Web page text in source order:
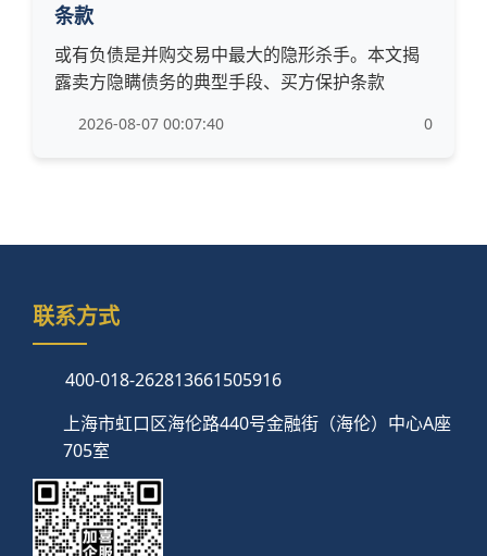
条款
或有负债是并购交易中最大的隐形杀手。本文揭
露卖方隐瞒债务的典型手段、买方保护条款
2026-08-07 00:07:40 0
联系方式
400-018-262813661505916
上海市虹口区海伦路440号金融街（海伦）中心A座
705室